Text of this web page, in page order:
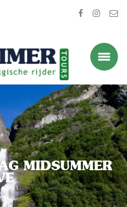
MIDSUMMER